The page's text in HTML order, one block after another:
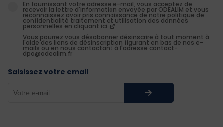
En fournissant votre adresse e-mail, vous acceptez de
recevoir la lettre d'information envoyée par ODEALIM et vous
reconnaissez avoir pris connaissance de notre politique de
confidentialité traitement et utilisation des données
personnelles en cliquant ici
Vous pourrez vous désabonner désinscrire à tout moment à
l'aide des liens de désinscription figurant en bas de nos e-
mails ou en nous contactant à l'adresse contact-
dpo@odealim.fr
Saisissez votre email